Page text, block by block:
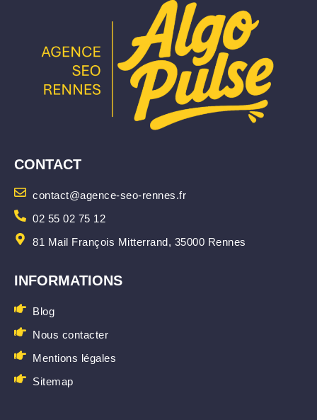
CONTACT
contact@agence-seo-rennes.fr
02 55 02 75 12
81 Mail François Mitterrand, 35000 Rennes
INFORMATIONS
Blog
Nous contacter
Mentions légales
Sitemap